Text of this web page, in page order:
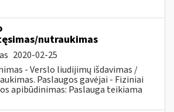
nutraukimas
2020-02-25
- Verslo liudijimų išdavimas /
Paslaugos gavėjai - Fiziniai
apibūdinimas: Paslauga teikiama